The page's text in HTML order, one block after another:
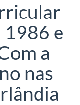
1986 e
a
nas